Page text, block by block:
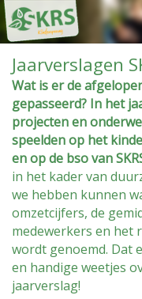
Over SKRS
Jaarverslagen
Wat is er de
gepasseerd? In het
projecten en
speelden op het
en op de bso van
in het kader van
we hebben kunnen
omzetcijfers, de
medewerkers en het
wordt genoemd. Dat
en handige weetjes
jaarverslag!